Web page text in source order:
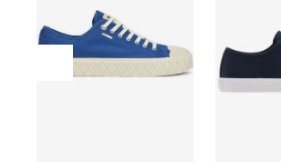
Przesuń w lewo